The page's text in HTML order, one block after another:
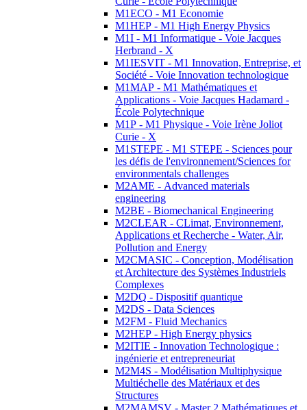
M1ECO - M1 Economie
M1HEP - M1 High Energy Physics
M1I - M1 Informatique - Voie Jacques
Herbrand - X
M1IESVIT - M1 Innovation, Entreprise, et
Société - Voie Innovation technologique
M1MAP - M1 Mathématiques et
Applications - Voie Jacques Hadamard -
École Polytechnique
M1P - M1 Physique - Voie Irène Joliot
Curie - X
M1STEPE - M1 STEPE - Sciences pour
les défis de l'environnement/Sciences for
environmentals challenges
M2AME - Advanced materials
engineering
M2BE - Biomechanical Engineering
M2CLEAR - CLimat, Environnement,
Applications et Recherche - Water, Air,
Pollution and Energy
M2CMASIC - Conception, Modélisation
et Architecture des Systèmes Industriels
Complexes
M2DQ - Dispositif quantique
M2DS - Data Sciences
M2FM - Fluid Mechanics
M2HEP - High Energy physics
M2ITIE - Innovation Technologique :
ingénierie et entrepreneuriat
M2M4S - Modélisation Multiphysique
Multiéchelle des Matériaux et des
Structures
M2MAMSV - Master 2 Mathématiques et